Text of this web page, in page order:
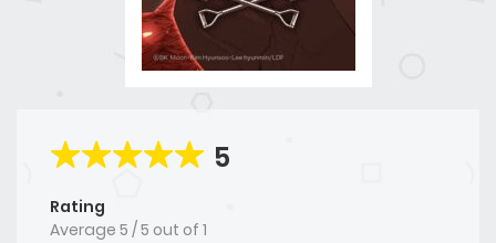
5
Rating
Average 5 /5 out of 1